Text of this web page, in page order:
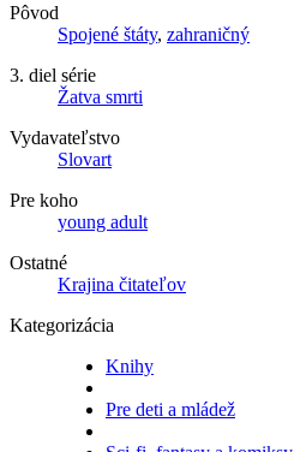
Pôvod
Spojené štáty, zahraničný
3. diel série
Žatva smrti
Vydavateľstvo
Slovart
Pre koho
young adult
Ostatné
Krajina čitateľov
Kategorizácia
Knihy
Pre deti a mládež